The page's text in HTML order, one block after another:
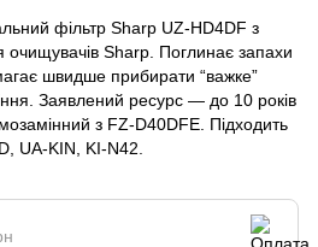
фільтр Sharp UZ-HD4DF з
очищувачів Sharp. Поглинає запахи
швидше прибирати “важке”
Заявлений ресурс — до 10 років
з FZ-D40DFE. Підходить
UA-KIN, KI-N42.